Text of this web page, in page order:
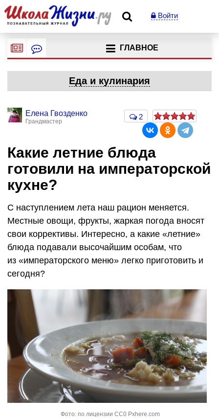
Войти
ГЛАВНОЕ
Еда и кулинария
Елена Гвозденко
Грандмастер
2
Какие летние блюда
готовили на императорской
кухне?
С наступлением лета наш рацион меняется.
Местные овощи, фрукты, жаркая погода вносят
свои коррективы. Интересно, а какие «летние»
блюда подавали высочайшим особам, что
из «императорского меню» легко приготовить и
сегодня?
Фото: по лицензии CC0 Pxhere.com